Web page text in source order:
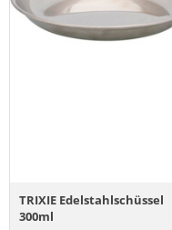
TRIXIE Edelstahlschüssel
300ml